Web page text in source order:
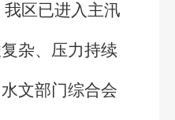
区已进入主汛
杂、压力持续
文部门综合会